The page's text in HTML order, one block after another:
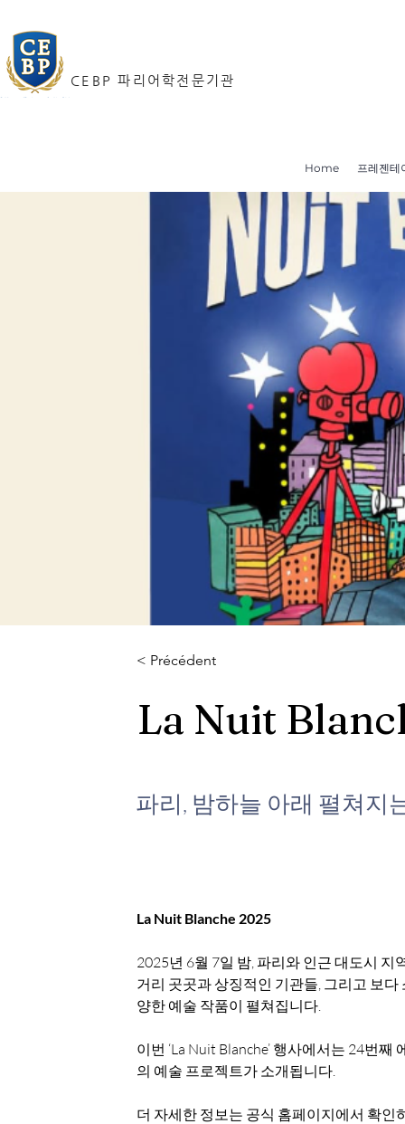
CEBP 파리어학전문기관
Home 프레젠테
< Précédent
La Nuit
파리, 밤하늘 아래 펼쳐지
La Nuit Blanche 2025
2025년 6월 7일 밤, 파리와 인근 대도시
거리 곳곳과 상징적인 기관들, 그리고 보
양한 예술 작품이 펼쳐집니다.
이번 ‘La Nuit Blanche’ 행사에서는 24번
의 예술 프로젝트가 소개됩니다.
더 자세한 정보는 공식 홈페이지에서 확인